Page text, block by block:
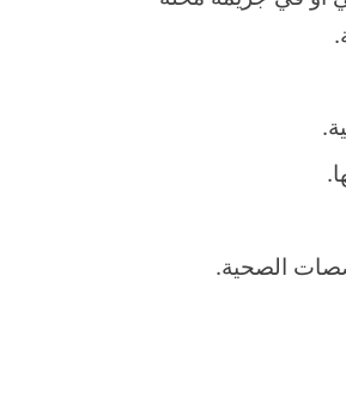
الصحية.